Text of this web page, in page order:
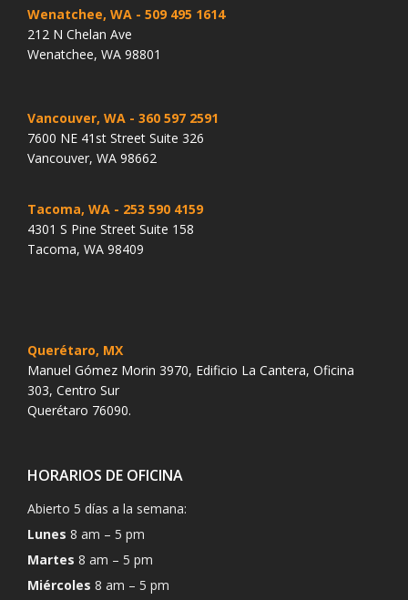
Wenatchee, WA - 509 495 1614
212 N Chelan Ave
Wenatchee, WA 98801
Vancouver, WA - 360 597 2591
7600 NE 41st Street Suite 326
Vancouver, WA 98662
Tacoma, WA - 253 590 4159
4301 S Pine Street Suite 158
Tacoma, WA 98409
Querétaro, MX
Manuel Gómez Morin 3970, Edificio La Cantera, Oficina
303, Centro Sur
Querétaro 76090.
HORARIOS DE OFICINA
Abierto 5 días a la semana:
Lunes 8 am – 5 pm
Martes 8 am – 5 pm
Miércoles 8 am – 5 pm